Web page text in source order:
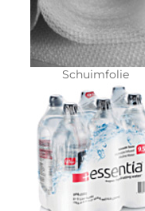
Schuimfolie